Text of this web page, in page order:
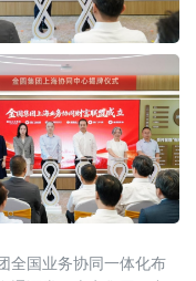
全国业务协同一体化布